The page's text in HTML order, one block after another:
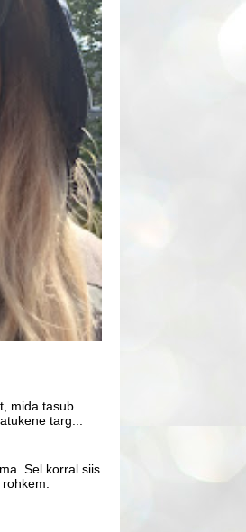
mida tasub
targ...
Sel korral siis